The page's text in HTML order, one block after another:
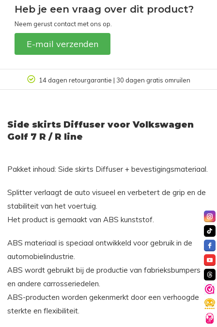
Heb je een vraag over dit product?
Neem gerust contact met ons op.
E-mail verzenden
14 dagen retourgarantie | 30 dagen gratis omruilen
Side skirts Diffuser voor Volkswagen
Golf 7 R / R line
Pakket inhoud: Side skirts Diffuser + bevestigingsmateriaal.
Splitter verlaagt de auto visueel en verbetert de grip en de
stabiliteit van het voertuig.
Het product is gemaakt van ABS kunststof.
ABS materiaal is speciaal ontwikkeld voor gebruik in de
automobielindustrie.
ABS wordt gebruikt bij de productie van fabrieksbumpers
en andere carrosseriedelen.
ABS-producten worden gekenmerkt door een verhoogde
sterkte en flexibiliteit.